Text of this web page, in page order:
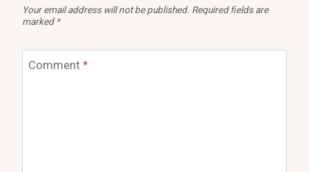
Your email address will not be published. Required fields are
marked *
Comment *